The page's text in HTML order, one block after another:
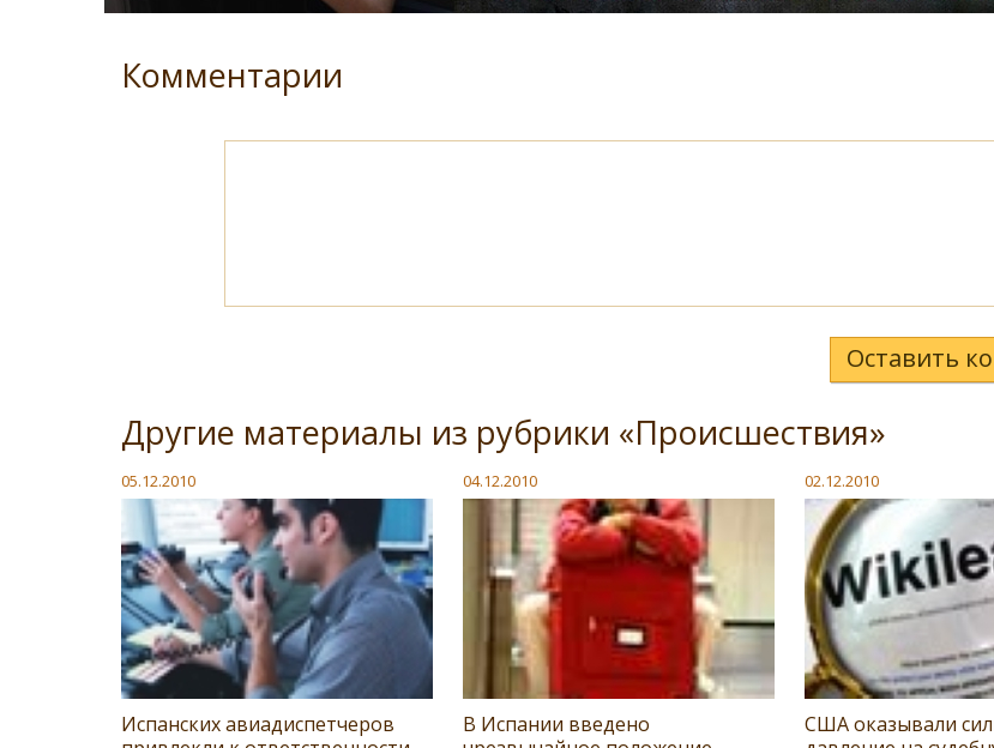
Комментарии
Оставить
Другие материалы из рубрики «Происшествия»
05.12.2010
Испанских авиадиспетчеров
04.12.2010
В Испании введено
02.12.2010
США оказывали